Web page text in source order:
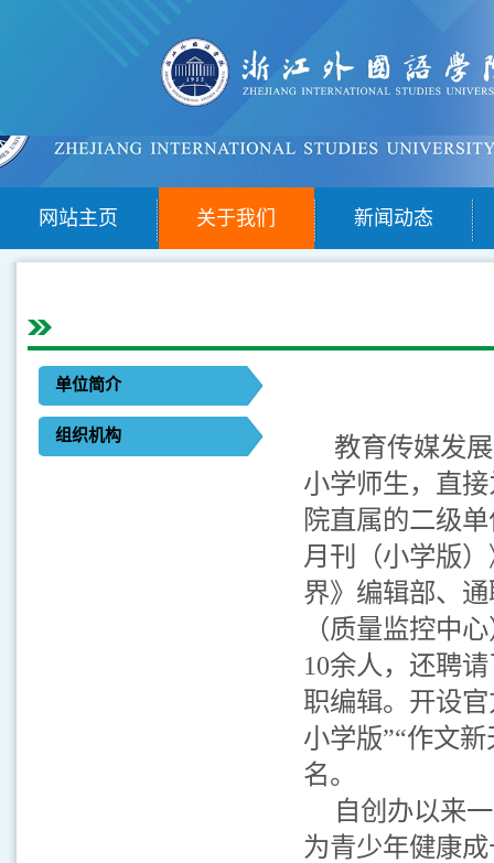
网站主页 关于我们 新闻动态
单位简介
组织机构
教育传媒发
小学师生，直
院直属的二级
月刊（小学版
界》编辑部、
（质量监控中
10余人，还聘
职编辑。开设官
小学版”“作文
名。
自创办以来
为青少年健康